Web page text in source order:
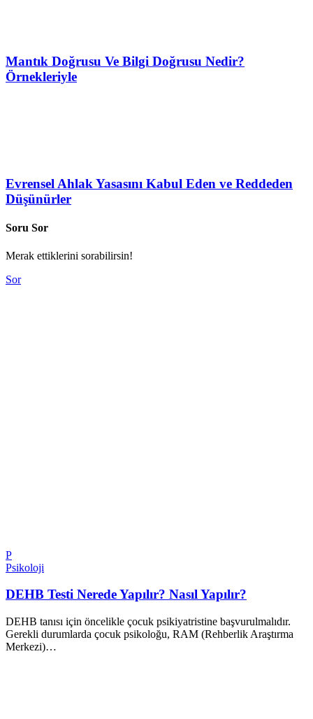
Mantık Doğrusu Ve Bilgi Doğrusu Nedir?
Örnekleriyle
Evrensel Ahlak Yasasını Kabul Eden ve Reddeden
Düşünürler
Soru Sor
Merak ettiklerini sorabilirsin!
Sor
P
Psikoloji
DEHB Testi Nerede Yapılır? Nasıl Yapılır?
DEHB tanısı için öncelikle çocuk psikiyatristine başvurulmalıdır.
Gerekli durumlarda çocuk psikoloğu, RAM (Rehberlik Araştırma
Merkezi)…